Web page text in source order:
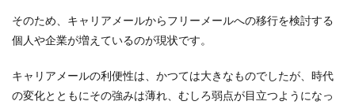
そのため、キャリアメールからフリーメールへの移行を検討する
個人や企業が増えているのが現状です。
キャリアメールの利便性は、かつては大きなものでしたが、時代
の変化とともにその強みは薄れ、むしろ弱点が目立つようになっ